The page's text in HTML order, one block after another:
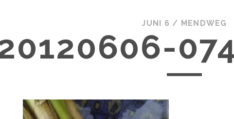
JUNI 6 / MENDWEG